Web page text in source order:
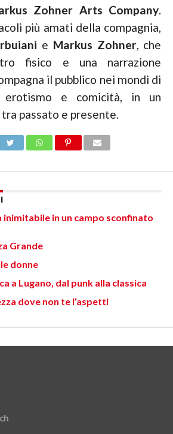
Zohner Arts Company
più amati della compagnia,
e Markus Zohner, che
fisico e una narrazione
il pubblico nei mondi di
erotismo e comicità, in un
passato e presente.
inimitabile in un campo sconfinato
Grande
donne
a Lugano, dal punk alla classica
dove non te l’aspetti